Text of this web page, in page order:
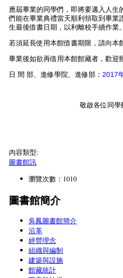
應屆畢業的同學們，即將要邁入人生
們能在畢業典禮當天順利領取到畢業
生最後借書日期，以利離校手續作業。
若須延長使用本館借書期限，請向本
畢業後如欲再借用本館館藏者，歡迎
日 間 部、進修學院、進修部： 2017
敬啟各位同學配合
圖書館
內容類型:
圖書館訊
瀏覽次數：1010
圖書館簡介
吳鳳圖書館簡介
沿革
經營理念
組織與編制
建築與設施
館藏統計